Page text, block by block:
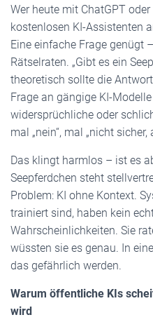
Wer heute mit ChatGPT
kostenlosen KI-Assistenten
Eine einfache Frage genügt
Rätselraten. „Gibt es ein
theoretisch sollte die
Frage an gängige KI-
widersprüchliche oder
mal „nein“, mal „nicht sicher,
Das klingt harmlos – ist es
Seepferdchen steht
Problem: KI ohne Kontext.
trainiert sind, haben kein
Wahrscheinlichkeiten. Sie
wüssten sie es genau. In
das gefährlich werden.
Warum öffentliche KIs
wird